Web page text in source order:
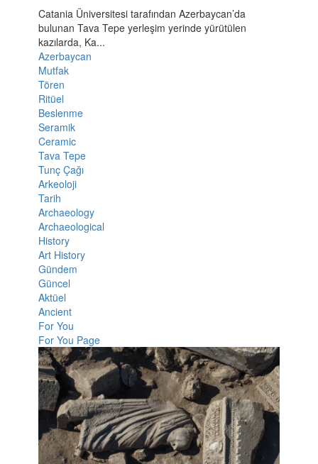
Catania Üniversitesi tarafından Azerbaycan’da
bulunan Tava Tepe yerleşim yerinde yürütülen
kazılarda, Ka...
Azerbaycan
Mutfak
Tören
Ritüel
Beslenme
Seramik
Ceramic
Tava Tepe
Tunç Çağı
Arkeoloji
Tarih
Archaeology
Archaeological
History
Art History
Gündem
Güncel
Aktüel
Ancient
For You
For You Page